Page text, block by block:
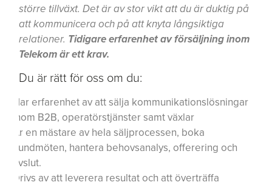
större tillväxt. Det är av stor vikt att du är duktig på
att kommunicera och på att knyta långsiktiga
relationer. Tidigare erfarenhet av försäljning inom
Telekom är ett krav.
Du är rätt för oss om du:
Har erfarenhet av att sälja kommunikationslösningar
inom B2B, operatörstjänster samt växlar
Är en mästare av hela säljprocessen, boka
kundmöten, hantera behovsanalys, offerering och
avslut.
Drivs av att leverera resultat och att överträffa